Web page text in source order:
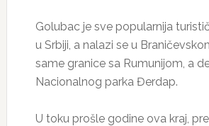
Golubac je sve popularnija
u Srbiji, a nalazi se u
same granice sa Rumunijom, a
Nacionalnog parka Đerdap.
U toku prošle godine ova kraj,